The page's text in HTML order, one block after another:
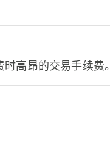
高昂的交易手续费。